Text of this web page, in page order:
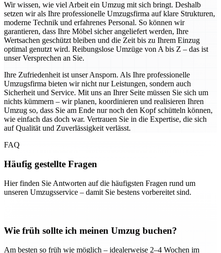
Wir wissen, wie viel Arbeit ein Umzug mit sich bringt. Deshalb
setzen wir als Ihre professionelle Umzugsfirma auf klare Strukturen,
moderne Technik und erfahrenes Personal. So können wir
garantieren, dass Ihre Möbel sicher angeliefert werden, Ihre
Wertsachen geschützt bleiben und die Zeit bis zu Ihrem Einzug
optimal genutzt wird. Reibungslose Umzüge von A bis Z – das ist
unser Versprechen an Sie.
Ihre Zufriedenheit ist unser Ansporn. Als Ihre professionelle
Umzugsfirma bieten wir nicht nur Leistungen, sondern auch
Sicherheit und Service. Mit uns an Ihrer Seite müssen Sie sich um
nichts kümmern – wir planen, koordinieren und realisieren Ihren
Umzug so, dass Sie am Ende nur noch den Kopf schütteln können,
wie einfach das doch war. Vertrauen Sie in die Expertise, die sich
auf Qualität und Zuverlässigkeit verlässt.
FAQ
Häufig gestellte Fragen
Hier finden Sie Antworten auf die häufigsten Fragen rund um
unseren Umzugsservice – damit Sie bestens vorbereitet sind.
Wie früh sollte ich meinen Umzug buchen?
Am besten so früh wie möglich – idealerweise 2–4 Wochen im